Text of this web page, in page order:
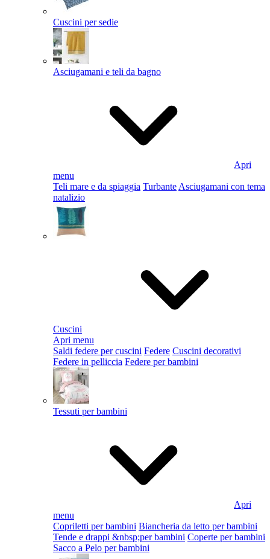
Cuscini per sedie
Asciugamani e teli da bagno
Apri
menu
Teli mare e da spiaggia Turbante Asciugamani con tema
natalizio
Cuscini
Apri menu
Saldi federe per cuscini Federe Cuscini decorativi
Federe in pelliccia Federe per bambini
Tessuti per bambini
Apri
menu
Copriletti per bambini Biancheria da letto per bambini
Tende e drappi &nbsp;per bambini Coperte per bambini
Sacco a Pelo per bambini